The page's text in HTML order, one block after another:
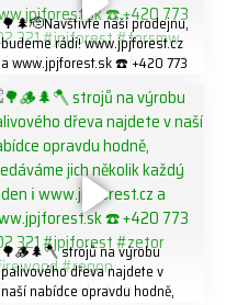
🌳🌲🫡Navštivte naší prodejnu,
budeme rádi! www.jpjforest.cz
a www.jpjforest.sk ☎️ +420 773
202 321 #jpjforest #forsmw
#biojack #regon #vahvajussi
🌳🪵🌲🪓 strojů na výrobu
palivového dřeva najdete v
naší nabídce opravdu hodně,